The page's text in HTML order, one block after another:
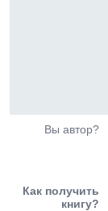
Вы автор?
Как получить
книгу?